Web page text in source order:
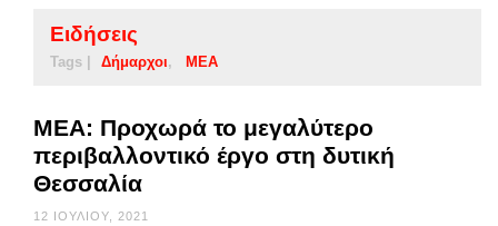
Ειδήσεις
Tags | Δήμαρχοι ΜΕΑ
ΜΕΑ: Προχωρά το μεγαλύτερο
περιβαλλοντικό έργο στη δυτική
Θεσσαλία
12 ΙΟΥΛΊΟΥ, 2021